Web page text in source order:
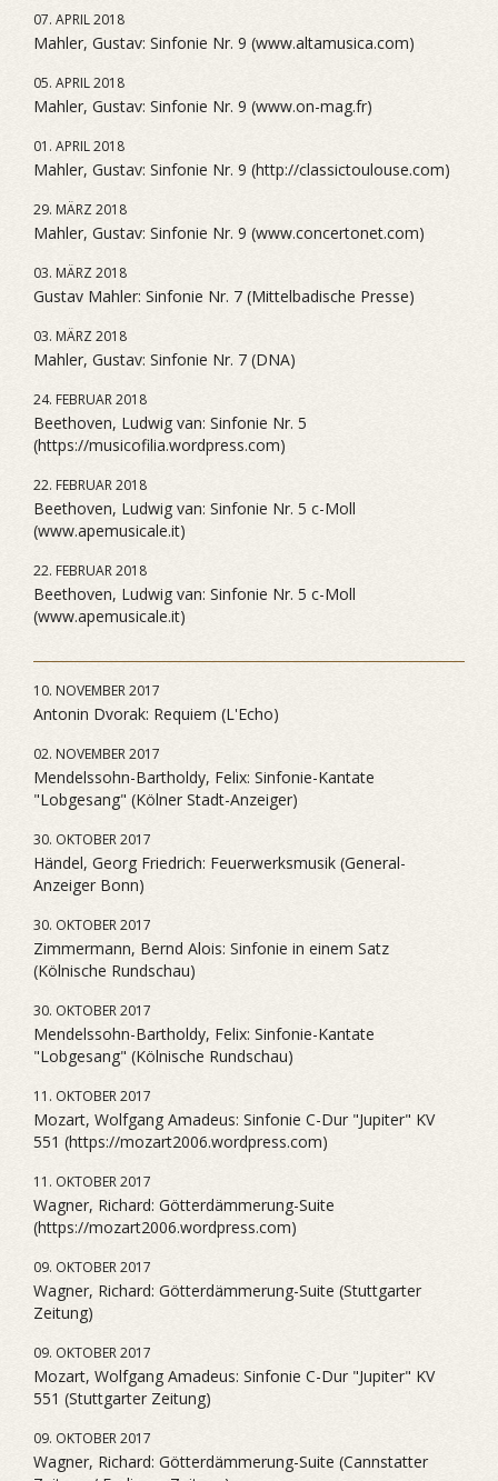
07. APRIL 2018
Mahler, Gustav: Sinfonie Nr. 9 (www.altamusica.com)
05. APRIL 2018
Mahler, Gustav: Sinfonie Nr. 9 (www.on-mag.fr)
01. APRIL 2018
Mahler, Gustav: Sinfonie Nr. 9 (http://classictoulouse.com)
29. MÄRZ 2018
Mahler, Gustav: Sinfonie Nr. 9 (www.concertonet.com)
03. MÄRZ 2018
Gustav Mahler: Sinfonie Nr. 7 (Mittelbadische Presse)
03. MÄRZ 2018
Mahler, Gustav: Sinfonie Nr. 7 (DNA)
24. FEBRUAR 2018
Beethoven, Ludwig van: Sinfonie Nr. 5
(https://musicofilia.wordpress.com)
22. FEBRUAR 2018
Beethoven, Ludwig van: Sinfonie Nr. 5 c-Moll
(www.apemusicale.it)
22. FEBRUAR 2018
Beethoven, Ludwig van: Sinfonie Nr. 5 c-Moll
(www.apemusicale.it)
10. NOVEMBER 2017
Antonin Dvorak: Requiem (L'Echo)
02. NOVEMBER 2017
Mendelssohn-Bartholdy, Felix: Sinfonie-Kantate
"Lobgesang" (Kölner Stadt-Anzeiger)
30. OKTOBER 2017
Händel, Georg Friedrich: Feuerwerksmusik (General-
Anzeiger Bonn)
30. OKTOBER 2017
Zimmermann, Bernd Alois: Sinfonie in einem Satz
(Kölnische Rundschau)
30. OKTOBER 2017
Mendelssohn-Bartholdy, Felix: Sinfonie-Kantate
"Lobgesang" (Kölnische Rundschau)
11. OKTOBER 2017
Mozart, Wolfgang Amadeus: Sinfonie C-Dur "Jupiter" KV
551 (https://mozart2006.wordpress.com)
11. OKTOBER 2017
Wagner, Richard: Götterdämmerung-Suite
(https://mozart2006.wordpress.com)
09. OKTOBER 2017
Wagner, Richard: Götterdämmerung-Suite (Stuttgarter
Zeitung)
09. OKTOBER 2017
Mozart, Wolfgang Amadeus: Sinfonie C-Dur "Jupiter" KV
551 (Stuttgarter Zeitung)
09. OKTOBER 2017
Wagner, Richard: Götterdämmerung-Suite (Cannstatter